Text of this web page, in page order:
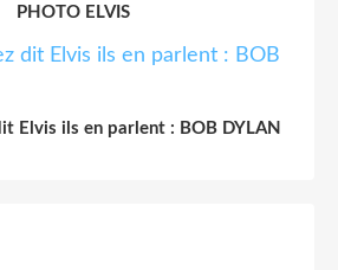
PHOTO ELVIS
Elvis ils en parlent : BOB DYLAN